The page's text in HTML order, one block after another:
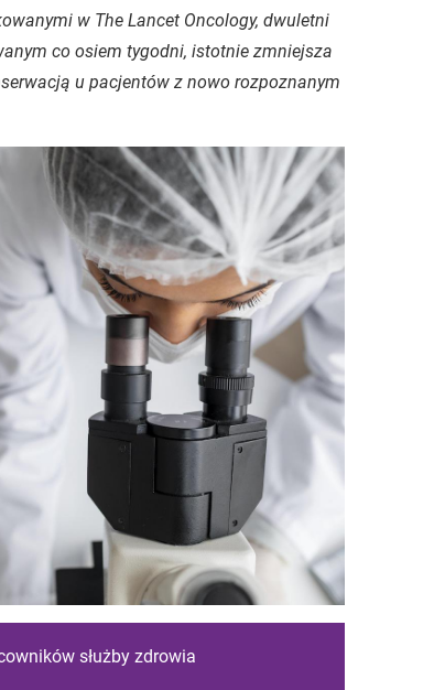
w The Lancet Oncology, dwuletni
co osiem tygodni, istotnie zmniejsza
u pacjentów z nowo rozpoznanym
służby zdrowia